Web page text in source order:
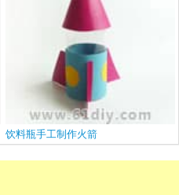
饮料瓶手工制作火箭